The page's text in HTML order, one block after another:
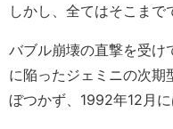
しかし、全てはそこまで
バブル崩壊の直撃を受け
に陥ったジェミニの次期
ぼつかず、1992年12月